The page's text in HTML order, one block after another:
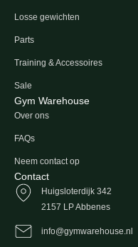
Losse gewichten
Parts
Training & Accessoires
Sale
Gym Warehouse
Over ons
FAQs
Neem contact op
Contact
Huigsloterdijk 342
2157 LP Abbenes
info@gymwarehouse.nl